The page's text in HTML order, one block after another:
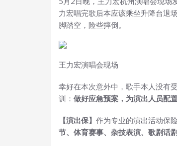
力宏唱完歌后本应该乘坐升降台退
脚踏空，险些摔倒。
王力宏演唱会现场
幸好在本次意外中，歌手本人没有
训： 做好应急预案，为演出人员配
【演出保】 作为专业的演出活动保
节、体育赛事、杂技表演、歌剧话